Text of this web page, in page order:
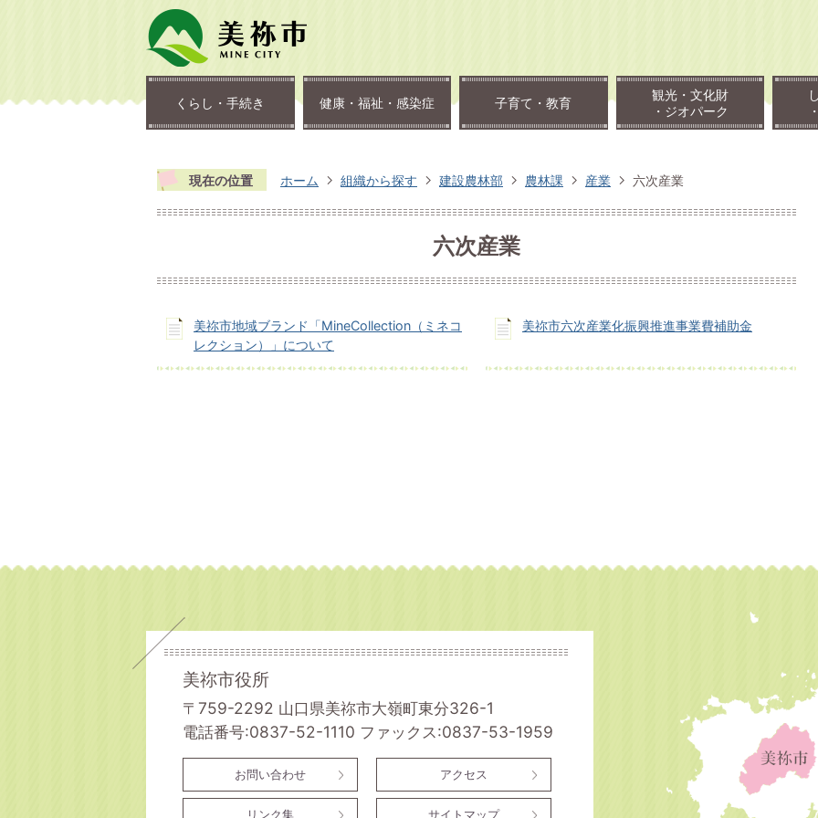
くらし・手続き 健康・福祉・感染症 子育て・教育
観光・文化財
・ジオパーク
現在の位置 ホーム 組織から探す 建設農林部 農林課 産業 六次産業
六次産業
美祢市地域ブランド「MineCollection（ミネコ
レクション）」について
美祢市六次産業化振興推進事業費補助金
美祢市役所
〒759-2292 山口県美祢市大嶺町東分326-1
電話番号:0837-52-1110 ファックス:0837-53-1959
お問い合わせ アクセス
リンク集 サイトマップ